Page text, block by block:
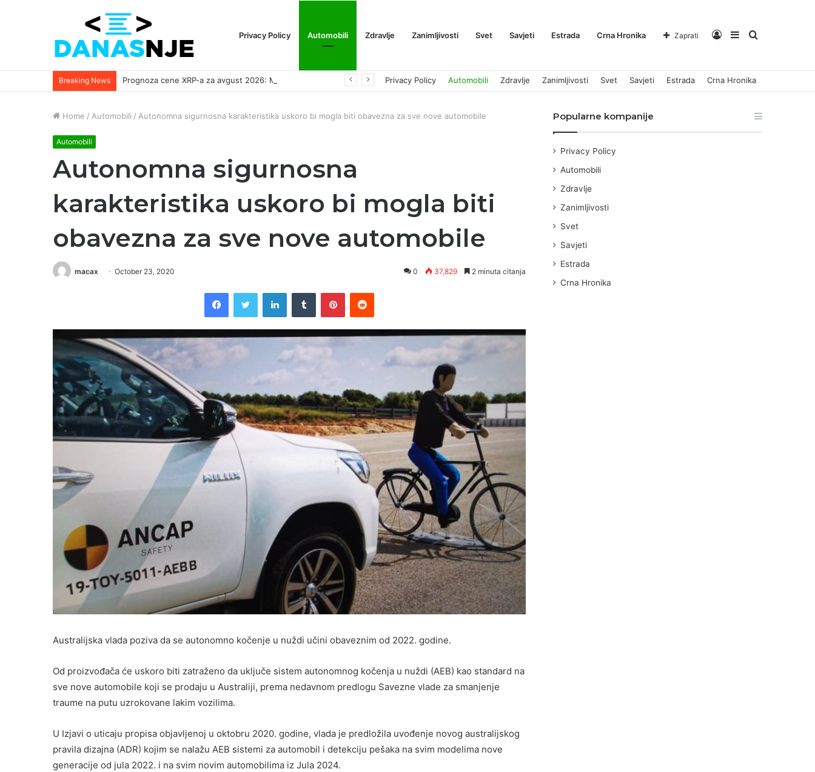
Privacy Policy Automobili Zdravlje Zanimljivosti Svet Savjeti Estrada Crna Hronika Pretraga
Sidebar
Log
Zaprati
Breaking News Privacy Policy Automobili Zdravlje Zanimljivosti Svet Savjeti Estrada Crna Hronika
Home / Automobili / Autonomna sigurnosna karakteristika uskoro bi mogla biti obavezna za sve nove automobile
Automobili
Autonomna sigurnosna
karakteristika uskoro bi mogla biti
obavezna za sve nove automobile
macax October 23, 2020 0 37,829 2 minuta citanja
FacebookTwitter LinkedInTumblr PinterestReddit
Australijska vlada poziva da se autonomno kočenje u nuždi učini obaveznim od 2022. godine.
Od proizvođača će uskoro biti zatraženo da uključe sistem autonomnog kočenja u nuždi (AEB) kao standard na
sve nove automobile koji se prodaju u Australiji, prema nedavnom predlogu Savezne vlade za smanjenje
traume na putu uzrokovane lakim vozilima.
U Izjavi o uticaju propisa objavljenoj u oktobru 2020. godine, vlada je predložila uvođenje novog australijskog
pravila dizajna (ADR) kojim se nalažu AEB sistemi za automobil i detekciju pešaka na svim modelima nove
generacije od jula 2022. i na svim novim automobilima iz Jula 2024.
Popularne kompanije
Privacy Policy
Automobili
Zdravlje
Zanimljivosti
Svet
Savjeti
Estrada
Crna Hronika